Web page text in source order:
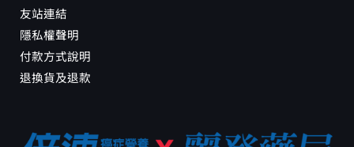
友站連結
隱私權聲明
付款方式說明
退換貨及退款